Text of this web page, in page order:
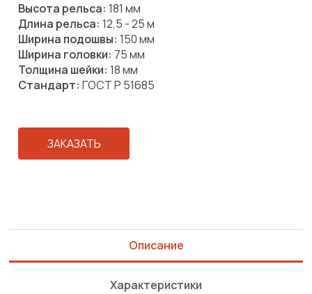
Высота рельса: 181 мм
Длина рельса: 12,5 - 25 м
Ширина подошвы: 150 мм
Ширина головки: 75 мм
Толщина шейки: 18 мм
Стандарт: ГОСТ Р 51685
ЗАКАЗАТЬ
Описание
Характеристики